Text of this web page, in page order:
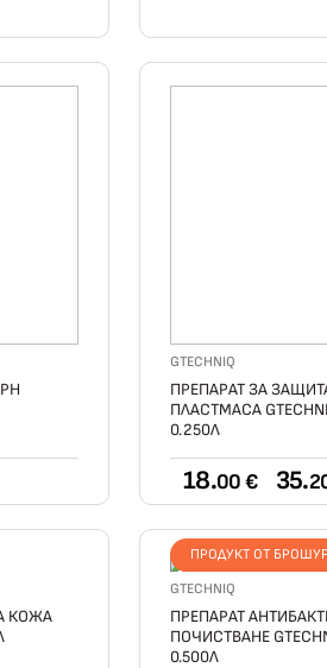
GTECHNIQ
ПРЕПАРАТ ЗА
ПЛАСТМАСА
0.250Л
18.00 € 35.
КОЖА
ПРОДУКТ ОТ
GTECHNIQ
ПРЕПАРАТ
ПОЧИСТВАНЕ
0.500Л